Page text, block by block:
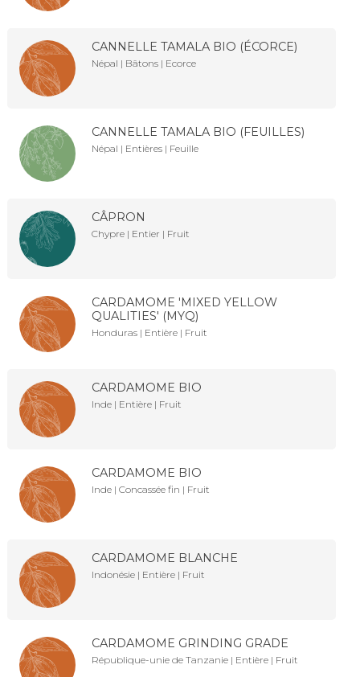
CANNELLE TAMALA BIO (ÉCORCE)
Népal | Bâtons | Ecorce
CANNELLE TAMALA BIO (FEUILLES)
Népal | Entières | Feuille
CÂPRON
Chypre | Entier | Fruit
CARDAMOME 'MIXED YELLOW
QUALITIES' (MYQ)
Honduras | Entière | Fruit
CARDAMOME BIO
Inde | Entière | Fruit
CARDAMOME BIO
Inde | Concassée fin | Fruit
CARDAMOME BLANCHE
Indonésie | Entière | Fruit
CARDAMOME GRINDING GRADE
République-unie de Tanzanie | Entière | Fruit